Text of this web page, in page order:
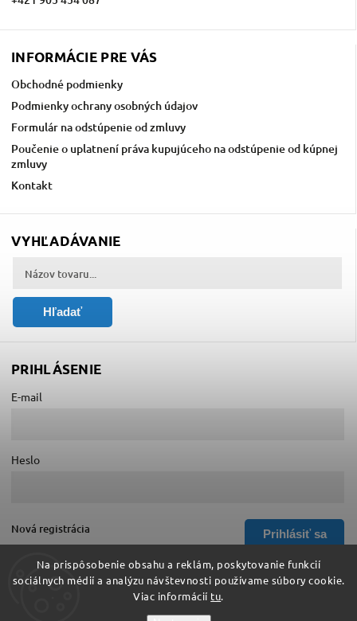
Na prispôsobenie obsahu a reklám, poskytovanie funkcií
sociálnych médií a analýzu návštevnosti používame súbory cookie.
Viac informácií tu.
INFORMÁCIE PRE VÁS
Obchodné podmienky
Podmienky ochrany osobných údajov
Formulár na odstúpenie od zmluvy
Poučenie o uplatnení práva kupujúceho na odstúpenie od kúpnej
zmluvy
Kontakt
VYHĽADÁVANIE
Hľadať
PRIHLÁSENIE
E-mail
Heslo
Prihlásiť sa
Nová registrácia
Zabudnuté heslo
Hurá do školy. Všetky práva vyhradené.